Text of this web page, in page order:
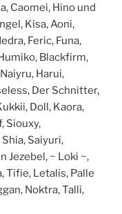
Caomei, Hino und
Kisa, Aoni,
Feric, Funa,
Blackfirm,
Harui,
Der Schnitter,
Doll, Kaora,
Siouxy,
Saiyuri,
Jezebel, ~ Loki ~,
Tifie, Letalis, Palle
Noktra, Talli,